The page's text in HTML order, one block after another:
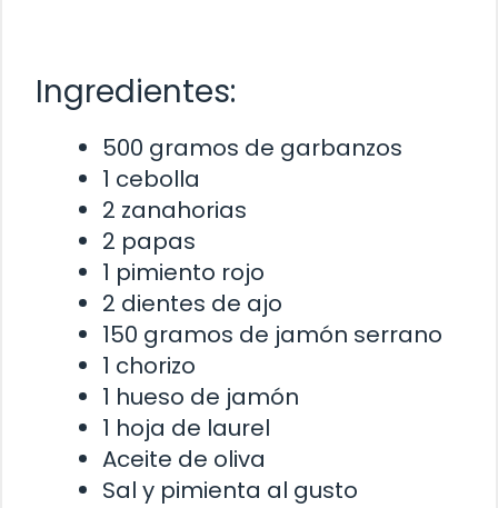
Ingredientes:
500 gramos de garbanzos
1 cebolla
2 zanahorias
2 papas
1 pimiento rojo
2 dientes de ajo
150 gramos de jamón serrano
1 chorizo
1 hueso de jamón
1 hoja de laurel
Aceite de oliva
Sal y pimienta al gusto